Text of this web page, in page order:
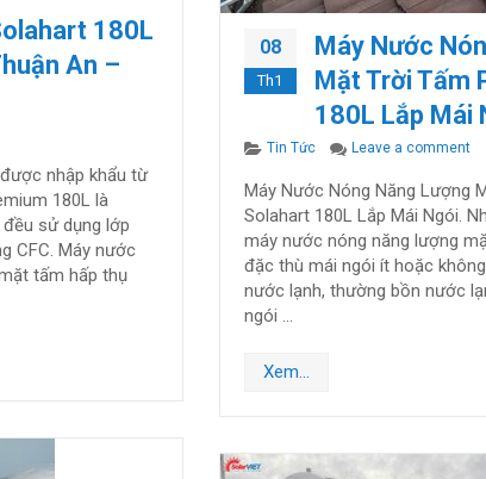
180L
An –
Nóng Solahart 180L Lắp Mái Tole Tại Thuận An – Bình Dương.
nhập khẩu từ
180L là
sử dụng lớp
CFC. Máy nước
tấm hấp thụ
08
Th1
Máy Nước
Mặt Trời Tấm
180L Lắp Mái
Categories
Tin Tức Leave a comment
Máy Nước Nóng Năng Lượng
Solahart 180L Lắp Mái Ngói.
máy nước nóng năng lượng
đặc thù mái ngói ít hoặc
nước lạnh, thường bồn nước
ngói …
Xem...